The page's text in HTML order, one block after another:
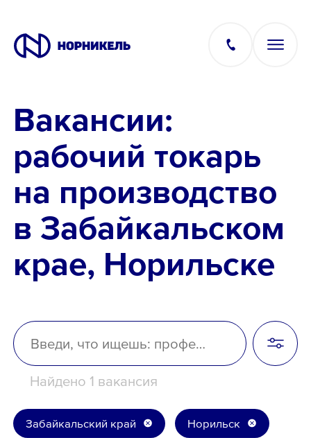
Вакансии
Производство
Офис
IT
Школьникам
Локации
Вакансии:
рабочий токарь
на производство
в Забайкальском
крае, Норильске
Найдено 1 вакансия
Забайкальский край Норильск